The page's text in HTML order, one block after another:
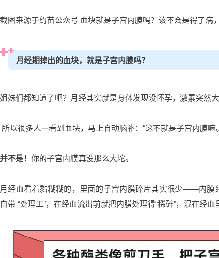
截图来源于约苗公众号 血块就是子宫内膜吗？该不会是得了病
月经期掉出的血块，就是子宫内膜吗？
姐妹们都知道了吧？月经其实就是身体发现没怀孕，激素突然
所以很多人一看到血块，马上自动脑补：“这不就是子宫内膜嘛
并不是！ 你的子宫内膜真没那么大坨。
月经血看着黏糊糊的，里面的子宫内膜碎片其实很少——内膜
自带 “处理工”，在经血流出前就把内膜处理得“稀碎”，混在经